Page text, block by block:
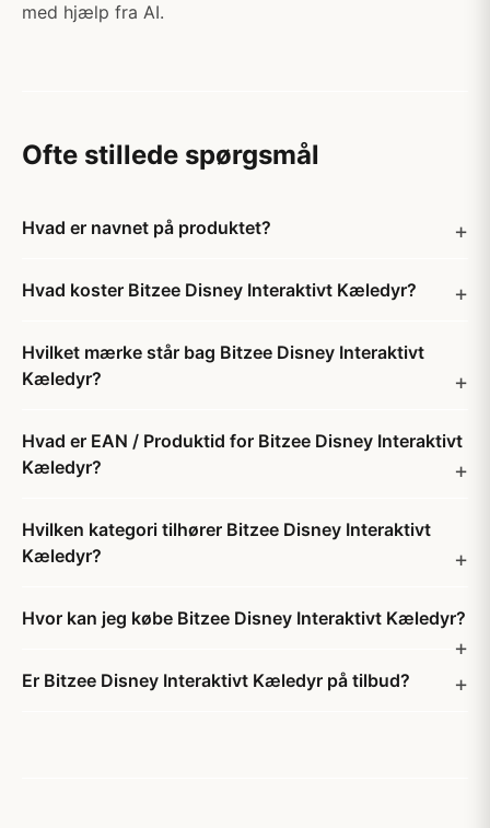
med hjælp fra AI.
Ofte stillede spørgsmål
Hvad er navnet på produktet?
Hvad koster Bitzee Disney Interaktivt Kæledyr?
Hvilket mærke står bag Bitzee Disney Interaktivt
Kæledyr?
Hvad er EAN / Produktid for Bitzee Disney Interaktivt
Kæledyr?
Hvilken kategori tilhører Bitzee Disney Interaktivt
Kæledyr?
Hvor kan jeg købe Bitzee Disney Interaktivt Kæledyr?
Er Bitzee Disney Interaktivt Kæledyr på tilbud?